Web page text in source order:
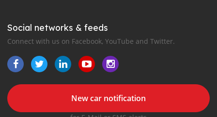
Social networks & feeds
Connect with us on Facebook, YouTube and Twitter.
New car notification